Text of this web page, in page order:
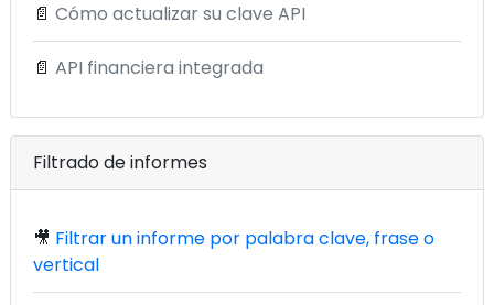
📄 Cómo actualizar su clave API
📄 API financiera integrada
Filtrado de informes
🎥 Filtrar un informe por palabra clave, frase o
vertical